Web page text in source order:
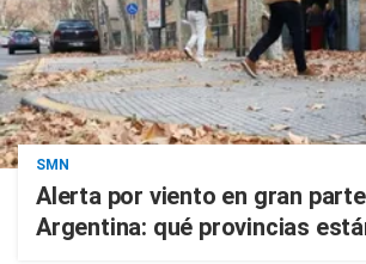
SMN
Alerta por viento en gran
Argentina: qué provincias